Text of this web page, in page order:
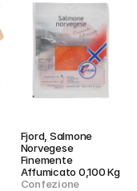
Fjord, Salmone
Norvegese
Finemente
Affumicato 0,100 Kg
Confezione